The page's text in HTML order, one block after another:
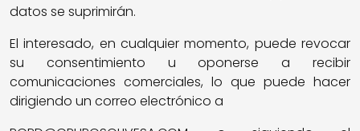
datos se suprimirán.
El interesado, en cualquier momento, puede revocar
su consentimiento u oponerse a recibir
comunicaciones comerciales, lo que puede hacer
dirigiendo un correo electrónico a